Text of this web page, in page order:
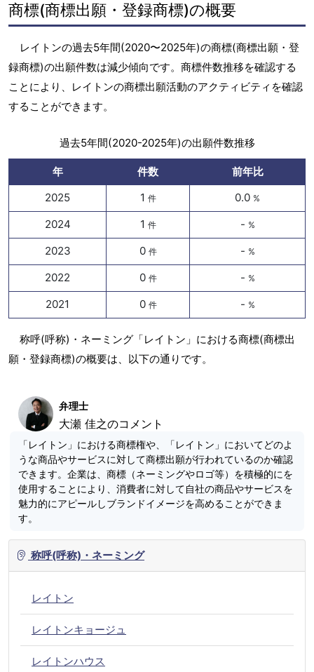
商標(商標出願・登録商標)の概要
レイトンの過去5年間(2020〜2025年)の商標(商標出願・登
録商標)の出願件数は減少傾向です。商標件数推移を確認する
ことにより、レイトンの商標出願活動のアクティビティを確認
することができます。
過去5年間(2020-2025年)の出願件数推移
年 件数
前年比
2025
1 件 0.0 %
2024 1 件 - %
2023 0 件 - %
2022 0 件 - %
2021 0 件 - %
称呼(呼称)・ネーミング「レイトン」における商標(商標出
願・登録商標)の概要は、以下の通りです。
弁理士
大瀬 佳之のコメント
「レイトン」における商標権や、「レイトン」においてどのよ
うな商品やサービスに対して商標出願が行われているのか確認
できます。企業は、商標（ネーミングやロゴ等）を積極的にを
使用することにより、消費者に対して自社の商品やサービスを
魅力的にアピールしブランドイメージを高めることができま
す。
称呼(呼称)・ネーミング
レイトン
レイトンキョージュ
レイトンハウス